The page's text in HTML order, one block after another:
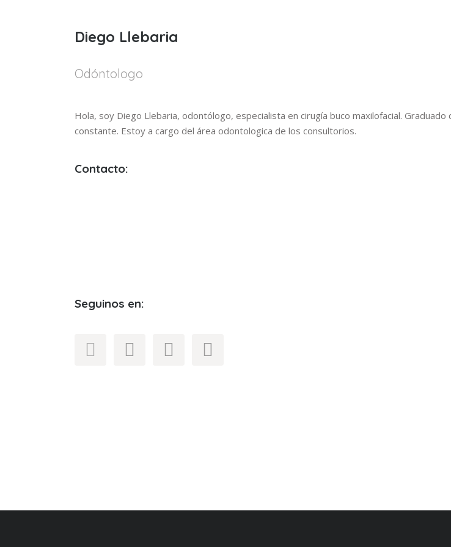
Diego Llebaria
Odóntologo
Hola, soy Diego Llebaria, odontólogo, especialista en cirugía buco maxilofacial.
constante. Estoy a cargo del área odontologica de los consultorios.
Contacto:
Seguinos en: